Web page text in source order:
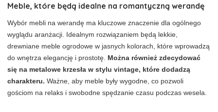
Meble, które będą idealne na romantyczną werandę
Wybór mebli na werandę ma kluczowe znaczenie dla ogólnego
wyglądu aranżacji. Idealnym rozwiązaniem będą lekkie,
drewniane meble ogrodowe w jasnych kolorach, które wprowadzą
do wnętrza elegancję i prostotę. Można również zdecydować
się na metalowe krzesła w stylu vintage, które dodadzą
charakteru. Ważne, aby meble były wygodne, co pozwoli
gościom na relaks i swobodne spędzanie czasu podczas wesela.